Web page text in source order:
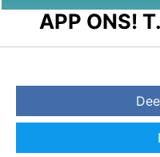
APP ONS! T.